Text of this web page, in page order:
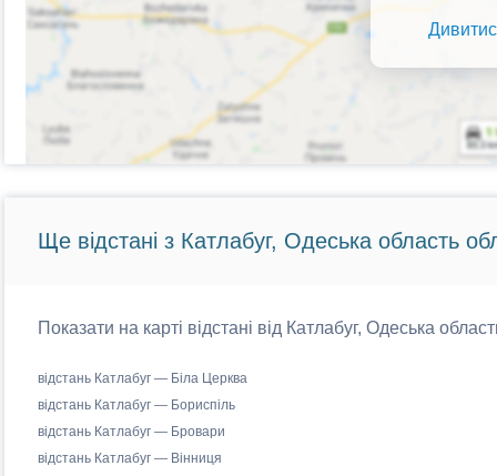
Ще відстані з Катлабуг, Одеська область
Показати на карті відстані від Катлабуг, Одеська
відстань Катлабуг — Біла Церква
відстань Катлабуг — Бориспіль
відстань Катлабуг — Бровари
відстань Катлабуг — Вінниця